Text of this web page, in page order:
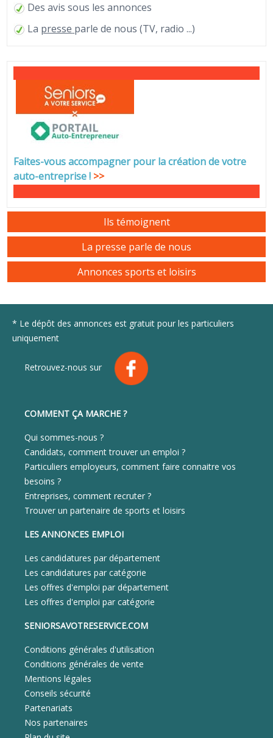
Des avis sous les annonces
La presse parle de nous (TV, radio ...)
Faites-vous accompagner pour la création de votre
auto-entreprise! >>
Ils témoignent
La presse parle de nous
Annonces sports et loisirs
* Le dépôt des annonces est gratuit pour les particuliers
uniquement
Retrouvez-nous sur
COMMENT ÇA MARCHE ?
Qui sommes-nous ?
Candidats, comment trouver un emploi ?
Particuliers employeurs, comment faire connaitre vos
besoins ?
Entreprises, comment recruter ?
Trouver un partenaire de sports et loisirs
LES ANNONCES EMPLOI
Les candidatures par département
Les candidatures par catégorie
Les offres d'emploi par département
Les offres d'emploi par catégorie
SENIORSAVOTRESERVICE.COM
Conditions générales d'utilisation
Conditions générales de vente
Mentions légales
Conseils sécurité
Partenariats
Nos partenaires